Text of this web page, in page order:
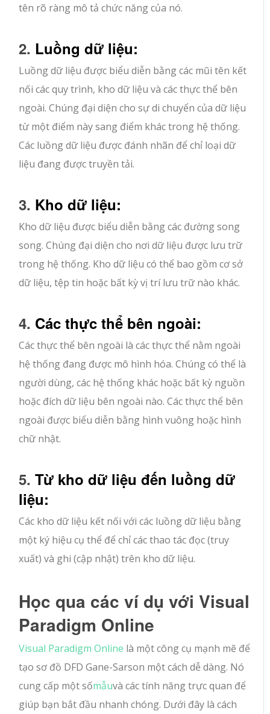
tên rõ ràng mô tả chức năng của nó.
2. Luồng dữ liệu:
Luồng dữ liệu được biểu diễn bằng các mũi tên kết
nối các quy trình, kho dữ liệu và các thực thể bên
ngoài. Chúng đại diện cho sự di chuyển của dữ liệu
từ một điểm này sang điểm khác trong hệ thống.
Các luồng dữ liệu được đánh nhãn để chỉ loại dữ
liệu đang được truyền tải.
3. Kho dữ liệu:
Kho dữ liệu được biểu diễn bằng các đường song
song. Chúng đại diện cho nơi dữ liệu được lưu trữ
trong hệ thống. Kho dữ liệu có thể bao gồm cơ sở
dữ liệu, tệp tin hoặc bất kỳ vị trí lưu trữ nào khác.
4. Các thực thể bên ngoài:
Các thực thể bên ngoài là các thực thể nằm ngoài
hệ thống đang được mô hình hóa. Chúng có thể là
người dùng, các hệ thống khác hoặc bất kỳ nguồn
hoặc đích dữ liệu bên ngoài nào. Các thực thể bên
ngoài được biểu diễn bằng hình vuông hoặc hình
chữ nhật.
5.Từ kho dữ liệu đến luồng dữ
liệu:
Các kho dữ liệu kết nối với các luồng dữ liệu bằng
một ký hiệu cụ thể để chỉ các thao tác đọc (truy
xuất) và ghi (cập nhật) trên kho dữ liệu.
Học qua các ví dụ với Visual
Paradigm Online
Visual Paradigm Online là một công cụ mạnh mẽ để
tạo sơ đồ DFD Gane-Sarson một cách dễ dàng. Nó
cung cấp một sốmẫuvà các tính năng trực quan để
giúp bạn bắt đầu nhanh chóng. Dưới đây là cách